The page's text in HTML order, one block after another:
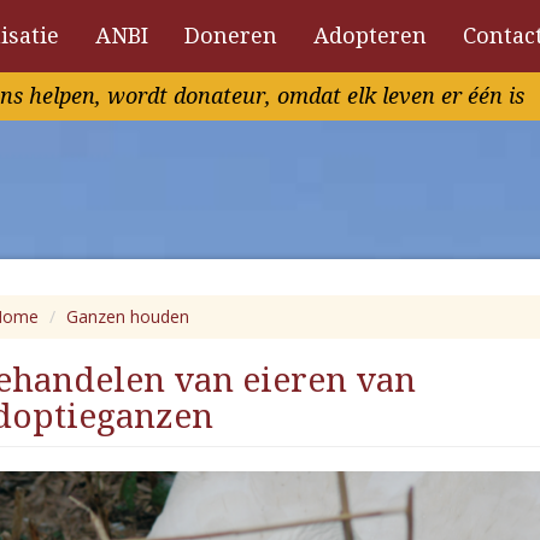
ANBI Doneren Adopteren
helpen, wordt donateur, omdat elk leven er één is
Ganzen houden
van eieren van